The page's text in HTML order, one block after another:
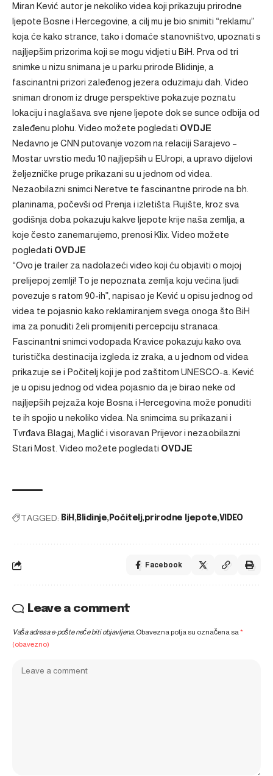
Miran Kević autor je nekoliko videa koji prikazuju prirodne
ljepote Bosne i Hercegovine, a cilj mu je bio snimiti “reklamu”
koja će kako strance, tako i domaće stanovništvo, upoznati s
najljepšim prizorima koji se mogu vidjeti u BiH. Prva od tri
snimke u nizu snimana je u parku prirode Blidinje, a
fascinantni prizori zaleđenog jezera oduzimaju dah. Video
sniman dronom iz druge perspektive pokazuje poznatu
lokaciju i naglašava sve njene ljepote dok se sunce odbija od
zaleđenu plohu. Video možete pogledati OVDJE
Nedavno je CNN putovanje vozom na relaciji Sarajevo –
Mostar uvrstio među 10 najljepših u EUropi, a upravo dijelovi
željezničke pruge prikazani su u jednom od videa.
Nezaobilazni snimci Neretve te fascinantne prirode na bh.
planinama, počevši od Prenja i izletišta Rujište, kroz sva
godišnja doba pokazuju kakve ljepote krije naša zemlja, a
koje često zanemarujemo, prenosi Klix. Video možete
pogledati OVDJE
“Ovo je trailer za nadolazeći video koji ću objaviti o mojoj
prelijepoj zemlji! To je nepoznata zemlja koju većina ljudi
povezuje s ratom 90-ih”, napisao je Kević u opisu jednog od
videa te pojasnio kako reklamiranjem svega onoga što BiH
ima za ponuditi želi promijeniti percepciju stranaca.
Fascinantni snimci vodopada Kravice pokazuju kako ova
turistička destinacija izgleda iz zraka, a u jednom od videa
prikazuje se i Počitelj koji je pod zaštitom UNESCO-a. Kević
je u opisu jednog od videa pojasnio da je birao neke od
najljepših pejzaža koje Bosna i Hercegovina može ponuditi
te ih spojio u nekoliko videa. Na snimcima su prikazani i
Tvrđava Blagaj, Maglić i visoravan Prijevor i nezaobilazni
Stari Most. Video možete pogledati OVDJE
TAGGED: BiH Blidinje Počitelj prirodne ljepote VIDEO
Facebook
Leave a comment
Vaša adresa e-pošte neće biti objavljena. Obavezna polja su označena sa*
(obavezno)